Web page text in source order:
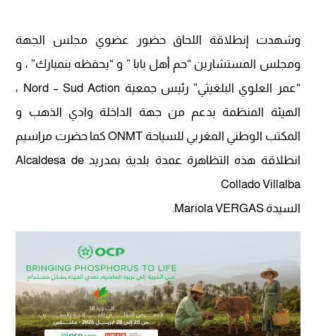
وشهدت إنطلاقة اللحاق حضور عضوي مجلس الجهة
ومجلس المستشارين “حم أهل بابا ” و “يحفظه بنمبارك” ، و
“عمر العلوي البلغيثي” رئيس جمعية Nord – Sud Action ،
الهيئة المنظمة بدعم من جهة الداخلة وادي الذهب و
المكتب الوطني المغربي للسياحة ONMT كما حضرت مراسيم
انطلاقة هذه التظاهرة عمدة بلدية بمدريد Alcaldesa de
Collado Villalba
السيدة Mariola VERGAS.